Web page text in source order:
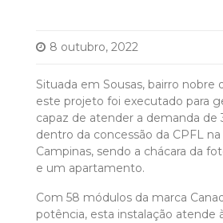
8 outubro, 2022
Situada em Sousas, bairro nobre
este projeto foi executado para
capaz de atender a demanda de
dentro da concessão da CPFL
Campinas, sendo a chácara da
e um apartamento.
Com 58 módulos da marca
potência, esta instalação atende